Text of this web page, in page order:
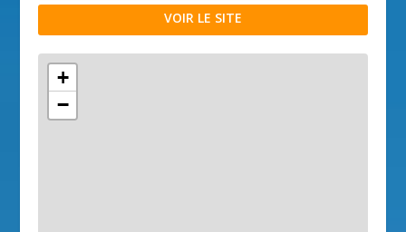
VOIR LE SITE
+
−